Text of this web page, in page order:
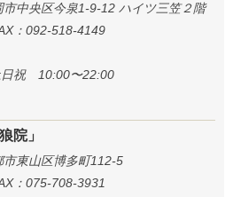
中央区今泉1-9-12 ハイツ三笠２階
：092-518-4149
祝 10:00〜22:00
院」
東山区博多町112-5
：075-708-3931